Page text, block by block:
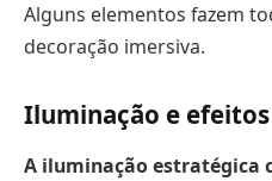
Alguns elementos fazem
decoração imersiva.
Iluminação e
A iluminação estratégica